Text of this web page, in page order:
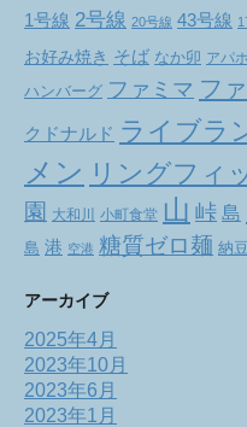
1号線 2号線 20号線 43号線
お好み焼き そば なか卯 アパ
ハンバーグ ファミマ フ
クドナルド ライブラ
メン リングフィ
園
大和川 小町食堂 山 峠 島
島 港 空港 糖質ゼロ麺 納豆
アーカイブ
2025年4月
2023年10月
2023年6月
2023年1月